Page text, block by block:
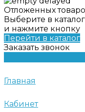
Отложенных
Выберите в
и нажмите кнопку
Перейти в каталог
Заказать звонок
Главная
Кабинет